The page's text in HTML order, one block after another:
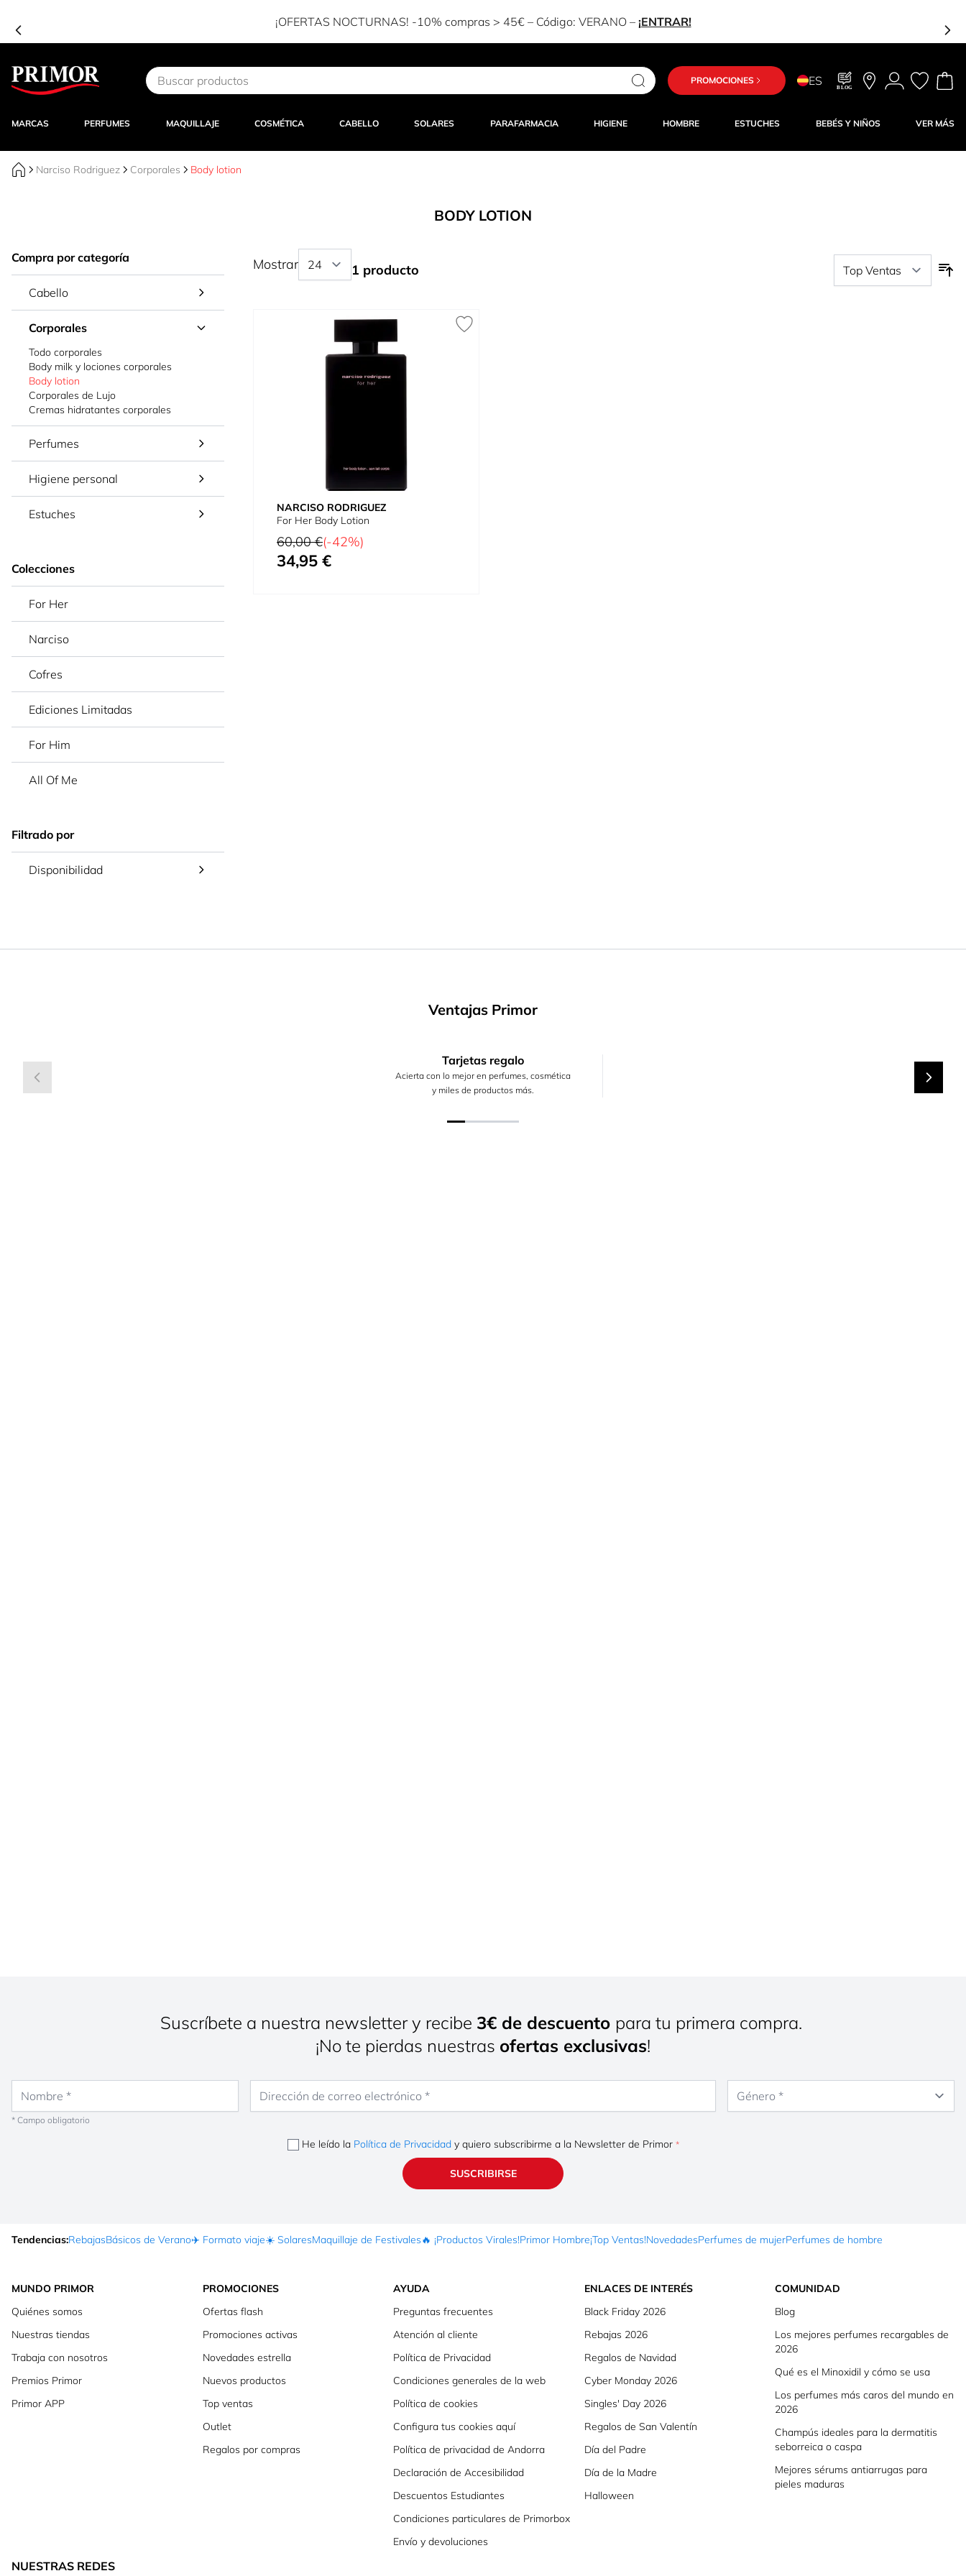
-15% dto en tu 1ª compra en APP – Código:APP15-¡ENTRAR!
Ir al contenido
PROMOCIONES ES BLOG
MARCAS PERFUMES MAQUILLAJE COSMÉTICA CABELLO SOLARES PARAFARMACIA HIGIENE HOMBRE ESTUCHES BEBÉS Y NIÑOS VER MÁS
Narciso Rodriguez Corporales Body lotion
BODY LOTION
Compra por categoría
Cabello
Corporales
Todo corporales
Body milk y lociones corporales
Body lotion
Corporales de Lujo
Cremas hidratantes corporales
Perfumes
Higiene personal
Estuches
Colecciones
For Her
Narciso
Cofres
Ediciones Limitadas
For Him
All Of Me
Filtrado por
Disponibilidad
Mostrar 1 producto
NARCISO RODRIGUEZ
For Her Body Lotion
Precio habitual
60,00 €(-42%)
Precio especial
34,95 €
Ventajas Primor
Tarjetas regalo
Acierta con lo mejor en perfumes, cosmética
y miles de productos más.
Suscríbete a nuestra newsletter y recibe 3€ de descuento para tu primera compra.
¡No te pierdas nuestras ofertas exclusivas!
* Campo obligatorio
He leído la Política de Privacidady quiero subscribirme a la Newsletter de Primor
SUSCRIBIRSE
Tendencias:RebajasBásicos de Verano✈️ Formato viaje☀️ SolaresMaquillaje de Festivales🔥 ¡Productos Virales!Primor Hombre¡Top Ventas!NovedadesPerfumes de mujerPerfumes de hombre
MUNDO PRIMOR
Quiénes somos
Nuestras tiendas
Trabaja con nosotros
Premios Primor
Primor APP
PROMOCIONES
Ofertas flash
Promociones activas
Novedades estrella
Nuevos productos
Top ventas
Outlet
Regalos por compras
AYUDA
Preguntas frecuentes
Atención al cliente
Política de Privacidad
Condiciones generales de la web
Política de cookies
Configura tus cookies aquí
Política de privacidad de Andorra
Declaración de Accesibilidad
Descuentos Estudiantes
Condiciones particulares de Primorbox
Envío y devoluciones
ENLACES DE INTERÉS
Black Friday 2026
Rebajas 2026
Regalos de Navidad
Cyber Monday 2026
Singles' Day 2026
Regalos de San Valentín
Día del Padre
Día de la Madre
Halloween
COMUNIDAD
Blog
Los mejores perfumes recargables de
2026
Qué es el Minoxidil y cómo se usa
Los perfumes más caros del mundo en
2026
Champús ideales para la dermatitis
seborreica o caspa
Mejores sérums antiarrugas para
pieles maduras
NUESTRAS REDES